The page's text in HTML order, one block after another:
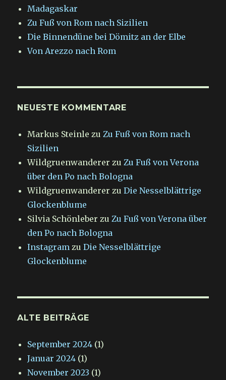
Madagaskar
Zu Fuß von Rom nach Sizilien
Die Binnendüne bei Dömitz an der Elbe
Von Arezzo nach Rom
NEUESTE KOMMENTARE
Markus Steinle zu Zu Fuß von Rom nach
Sizilien
Wildgruenwanderer zu Zu Fuß von Verona
über den Po nach Bologna
Wildgruenwanderer zuDie Nesselblättrige
Glockenblume
Silvia Schönleber zu Zu Fuß von Verona über
den Po nach Bologna
Instagram zuDie Nesselblättrige
Glockenblume
ALTE BEITRÄGE
September 2024 (1)
Januar 2024 (1)
November 2023 (1)